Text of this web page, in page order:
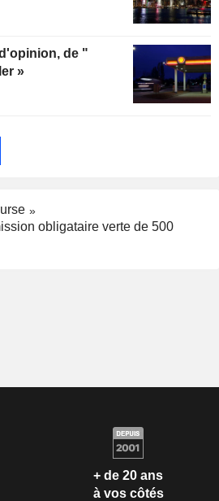
»
obligataire verte de 500
+ de 20 ans
à vos côtés